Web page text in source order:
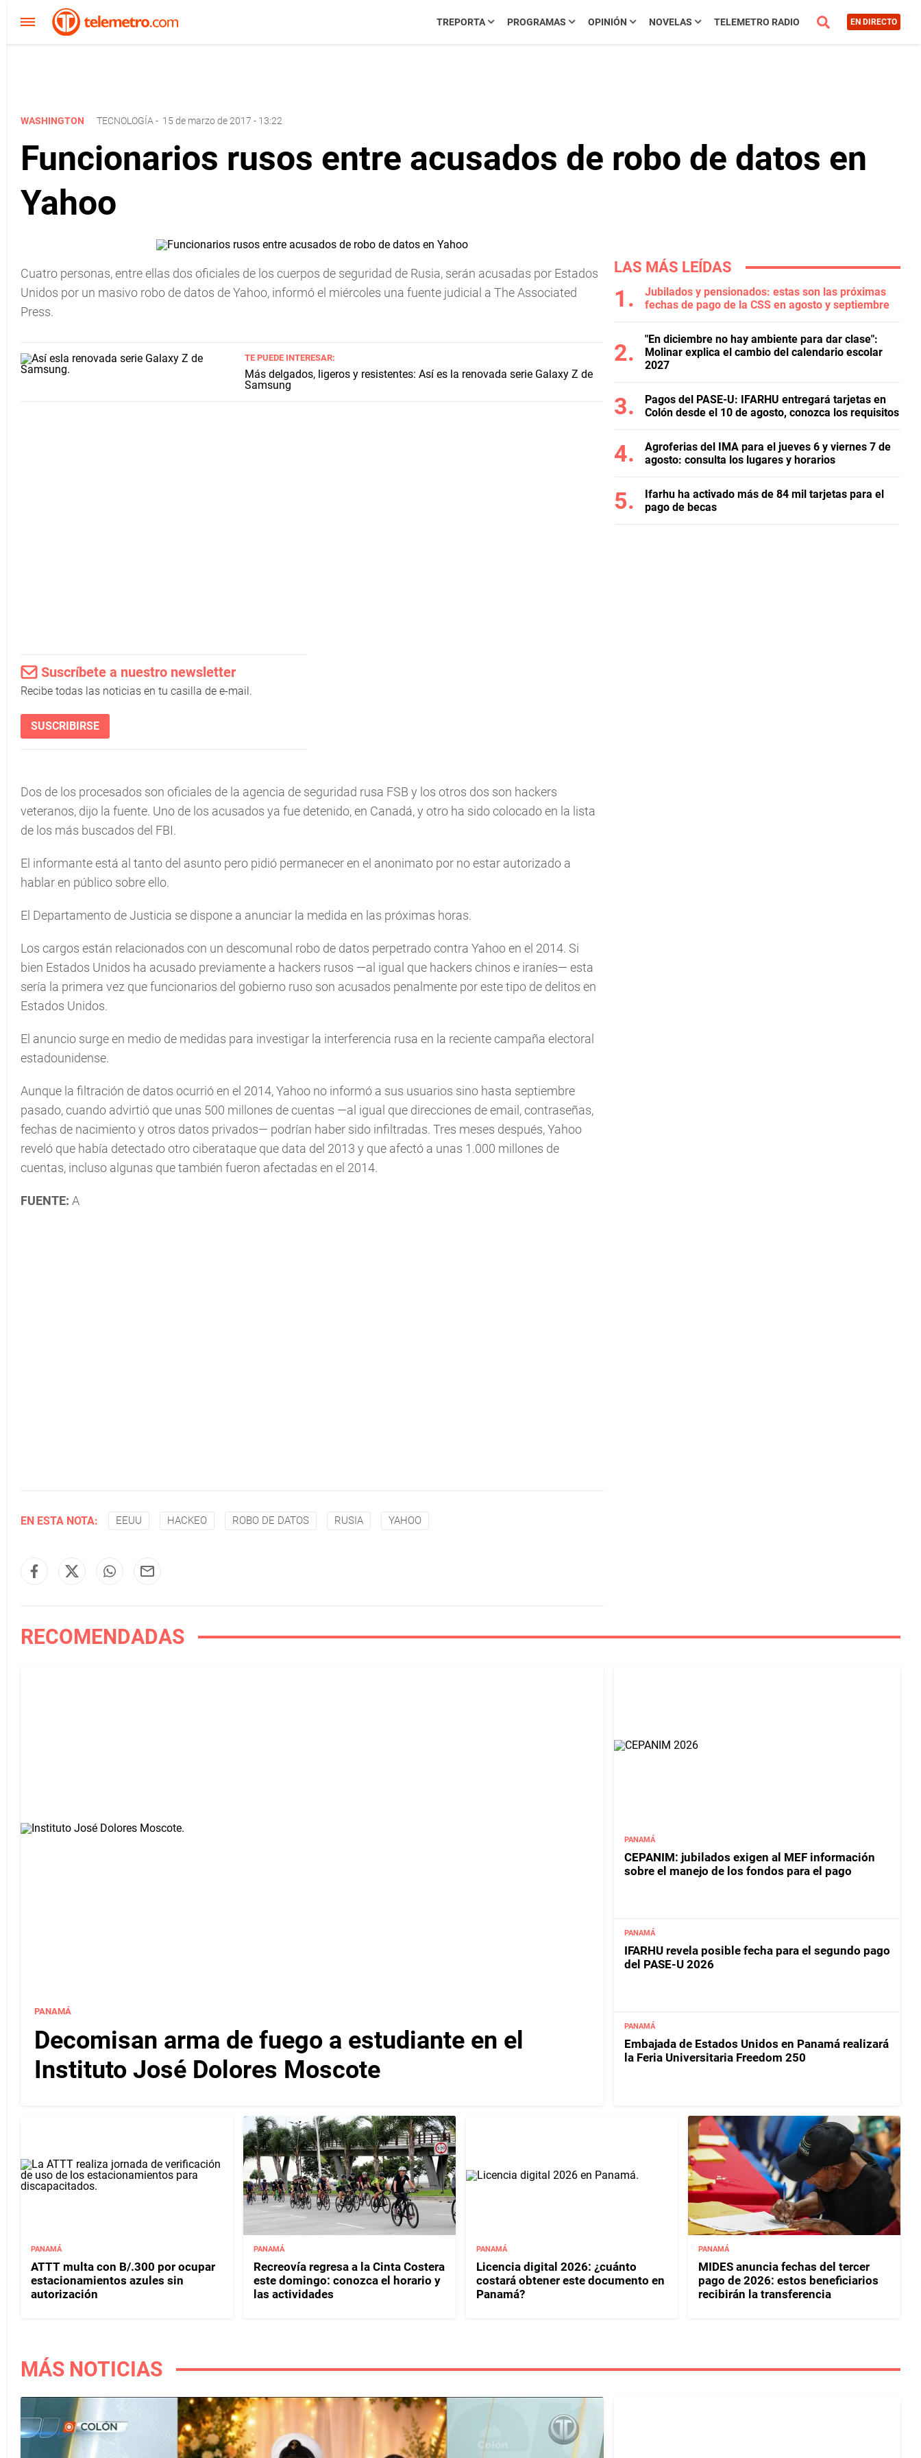
TREPORTA PROGRAMAS OPINIÓN NOVELAS TELEMETRO RADIO EN DIRECTO
WASHINGTON TECNOLOGÍA - 15 de marzo de 2017 - 13:22
Funcionarios rusos entre acusados de robo de datos en
Yahoo
Cuatro personas, entre ellas dos oficiales de los cuerpos de seguridad de Rusia, serán acusadas por Estados
Unidos por un masivo robo de datos de Yahoo, informó el miércoles una fuente judicial a The Associated
Press.
TE PUEDE INTERESAR:
Más delgados, ligeros y resistentes: Así es la renovada serie Galaxy Z de
Samsung
Suscríbete a nuestro newsletter
Recibe todas las noticias en tu casilla de e-mail.
SUSCRIBIRSE
Dos de los procesados son oficiales de la agencia de seguridad rusa FSB y los otros dos son hackers
veteranos, dijo la fuente. Uno de los acusados ya fue detenido, en Canadá, y otro ha sido colocado en la lista
de los más buscados del FBI.
El informante está al tanto del asunto pero pidió permanecer en el anonimato por no estar autorizado a
hablar en público sobre ello.
El Departamento de Justicia se dispone a anunciar la medida en las próximas horas.
Los cargos están relacionados con un descomunal robo de datos perpetrado contra Yahoo en el 2014. Si
bien Estados Unidos ha acusado previamente a hackers rusos —al igual que hackers chinos e iraníes— esta
sería la primera vez que funcionarios del gobierno ruso son acusados penalmente por este tipo de delitos en
Estados Unidos.
El anuncio surge en medio de medidas para investigar la interferencia rusa en la reciente campaña electoral
estadounidense.
Aunque la filtración de datos ocurrió en el 2014, Yahoo no informó a sus usuarios sino hasta septiembre
pasado, cuando advirtió que unas 500 millones de cuentas —al igual que direcciones de email, contraseñas,
fechas de nacimiento y otros datos privados— podrían haber sido infiltradas. Tres meses después, Yahoo
reveló que había detectado otro ciberataque que data del 2013 y que afectó a unas 1.000 millones de
cuentas, incluso algunas que también fueron afectadas en el 2014.
FUENTE: A
EN ESTA NOTA: EEUU HACKEO ROBO DE DATOS RUSIA YAHOO
LAS MÁS LEÍDAS
Jubilados y pensionados: estas son las próximas
fechas de pago de la CSS en agosto y septiembre
"En diciembre no hay ambiente para dar clase":
Molinar explica el cambio del calendario escolar
2027
Pagos del PASE-U: IFARHU entregará tarjetas en
Colón desde el 10 de agosto, conozca los requisitos
Agroferias del IMA para el jueves 6 y viernes 7 de
agosto: consulta los lugares y horarios
Ifarhu ha activado más de 84 mil tarjetas para el
pago de becas
RECOMENDADAS
PANAMÁ
Decomisan arma de fuego a estudiante en el
Instituto José Dolores Moscote
PANAMÁ
CEPANIM: jubilados exigen al MEF información
sobre el manejo de los fondos para el pago
PANAMÁ
IFARHU revela posible fecha para el segundo pago
del PASE-U 2026
PANAMÁ
Embajada de Estados Unidos en Panamá realizará
la Feria Universitaria Freedom 250
PANAMÁ
ATTT multa con B/.300 por ocupar
estacionamientos azules sin
autorización
PANAMÁ
Recreovía regresa a la Cinta Costera
este domingo: conozca el horario y
las actividades
PANAMÁ
Licencia digital 2026: ¿cuánto
costará obtener este documento en
Panamá?
PANAMÁ
MIDES anuncia fechas del tercer
pago de 2026: estos beneficiarios
recibirán la transferencia
MÁS NOTICIAS